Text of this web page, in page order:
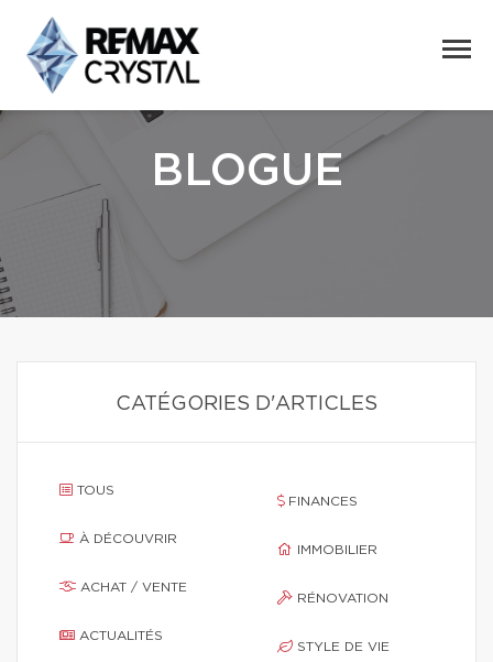
BLOGUE
CATÉGORIES D'ARTICLES
TOUS
À DÉCOUVRIR
ACHAT / VENTE
ACTUALITÉS
FINANCES
IMMOBILIER
RÉNOVATION
STYLE DE VIE